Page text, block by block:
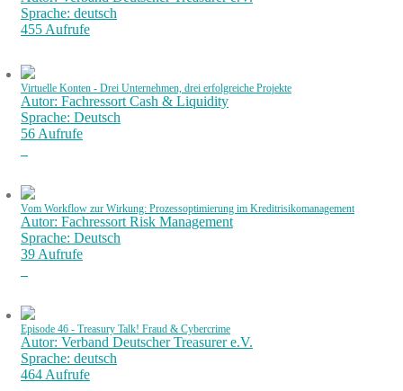
Sprache: deutsch
455 Aufrufe
Virtuelle Konten - Drei Unternehmen, drei erfolgreiche Projekte
Autor: Fachressort Cash & Liquidity
Sprache: Deutsch
56 Aufrufe
Vom Workflow zur Wirkung: Prozessoptimierung im Kreditrisikomanagement
Autor: Fachressort Risk Management
Sprache: Deutsch
39 Aufrufe
Episode 46 - Treasury Talk! Fraud & Cybercrime
Autor: Verband Deutscher Treasurer e.V.
Sprache: deutsch
464 Aufrufe